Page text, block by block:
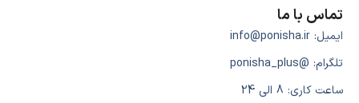
تماس با ما
ایمیل: info@ponisha.ir
تلگرام: @ponisha_plus
ساعت کاری: 8 الی 24